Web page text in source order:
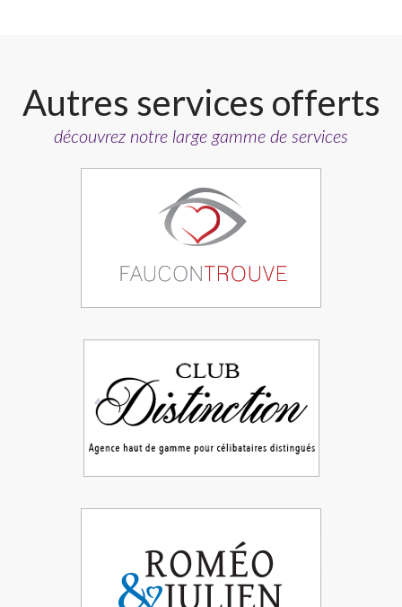
Autres services offerts
découvrez notre large gamme de services